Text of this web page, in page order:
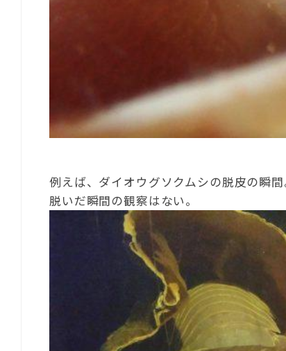
例えば、ダイオウグソクムシの脱皮の瞬
脱いだ瞬間の観察はない。